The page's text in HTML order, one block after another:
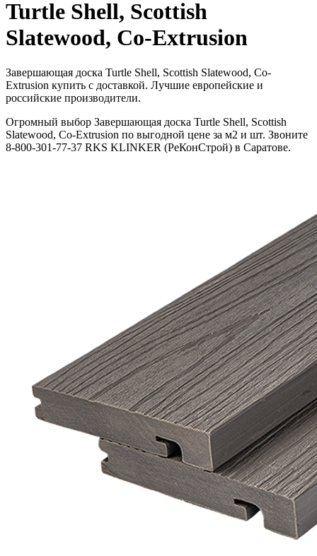
Turtle Shell, Scottish
Slatewood, Co-Extrusion
Завершающая доска Turtle Shell, Scottish Slatewood, Co-
Extrusion купить с доставкой. Лучшие европейские и
российские производители.
Огромный выбор Завершающая доска Turtle Shell, Scottish
Slatewood, Co-Extrusion по выгодной цене за м2 и шт. Звоните
8-800-301-77-37 RKS KLINKER (РеКонСтрой) в Саратове.